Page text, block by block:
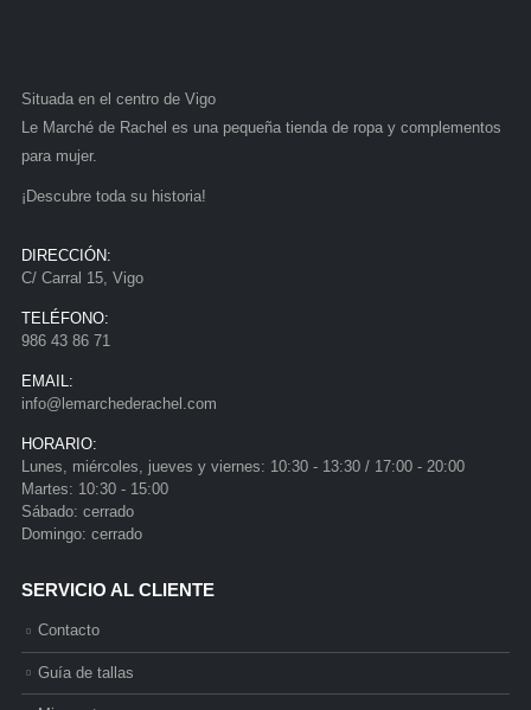
Situada en el centro de Vigo
Le Marché de Rachel es una pequeña tienda de ropa y complementos
para mujer.
¡Descubre toda su historia!
DIRECCIÓN:
C/ Carral 15, Vigo
TELÉFONO:
986 43 86 71
EMAIL:
info@lemarchederachel.com
HORARIO:
Lunes, miércoles, jueves y viernes: 10:30 - 13:30 / 17:00 - 20:00
Martes: 10:30 - 15:00
Sábado: cerrado
Domingo: cerrado
SERVICIO AL CLIENTE
Contacto
Guía de tallas